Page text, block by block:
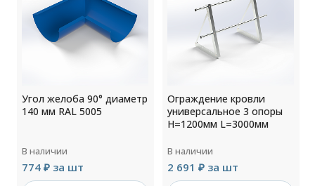
Угол желоба 90° диаметр
140 мм RAL 5005
В наличии
774 ₽ за шт
Ограждение кровли
универсальное 3 опоры
H=1200мм L=3000мм
В наличии
2 691 ₽ за шт